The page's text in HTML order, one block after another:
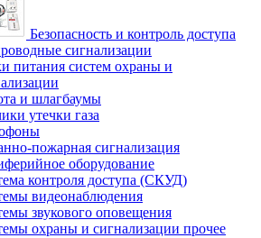
Безопасность и контроль доступа
сигнализации
питания систем охраны и
и шлагбаумы
утечки газа
пожарная сигнализация
оборудование
контроля доступа (СКУД)
видеонаблюдения
звукового оповещения
охраны и сигнализации прочее